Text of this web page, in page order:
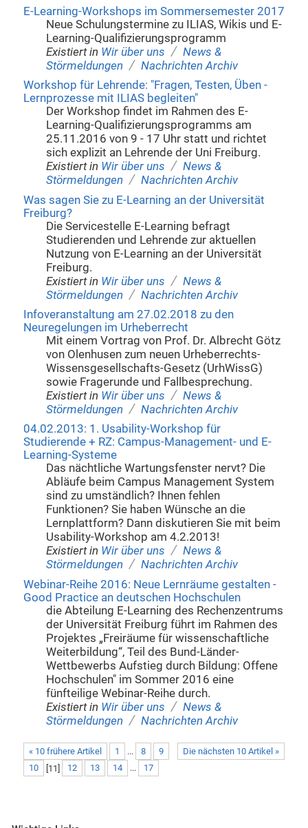
E-Learning-Workshops im Sommersemester 2017
Neue Schulungstermine zu ILIAS, Wikis und E-
Learning-Qualifizierungsprogramm
Existiert in Wir über uns / News &
Störmeldungen / Nachrichten Archiv
Workshop für Lehrende: "Fragen, Testen, Üben -
Lernprozesse mit ILIAS begleiten"
Der Workshop findet im Rahmen des E-
Learning-Qualifizierungsprogramms am
25.11.2016 von 9 - 17 Uhr statt und richtet
sich explizit an Lehrende der Uni Freiburg.
Existiert in Wir über uns / News &
Störmeldungen / Nachrichten Archiv
Was sagen Sie zu E-Learning an der Universität
Freiburg?
Die Servicestelle E-Learning befragt
Studierenden und Lehrende zur aktuellen
Nutzung von E-Learning an der Universität
Freiburg.
Existiert in Wir über uns / News &
Störmeldungen / Nachrichten Archiv
Infoveranstaltung am 27.02.2018 zu den
Neuregelungen im Urheberrecht
Mit einem Vortrag von Prof. Dr. Albrecht Götz
von Olenhusen zum neuen Urheberrechts-
Wissensgesellschafts-Gesetz (UrhWissG)
sowie Fragerunde und Fallbesprechung.
Existiert in Wir über uns / News &
Störmeldungen / Nachrichten Archiv
04.02.2013: 1. Usability-Workshop für
Studierende + RZ: Campus-Management- und E-
Learning-Systeme
Das nächtliche Wartungsfenster nervt? Die
Abläufe beim Campus Management System
sind zu umständlich? Ihnen fehlen
Funktionen? Sie haben Wünsche an die
Lernplattform? Dann diskutieren Sie mit beim
Usability-Workshop am 4.2.2013!
Existiert in Wir über uns / News &
Störmeldungen / Nachrichten Archiv
Webinar-Reihe 2016: Neue Lernräume gestalten -
Good Practice an deutschen Hochschulen
die Abteilung E-Learning des Rechenzentrums
der Universität Freiburg führt im Rahmen des
Projektes „Freiräume für wissenschaftliche
Weiterbildung“, Teil des Bund-Länder-
Wettbewerbs Aufstieg durch Bildung: Offene
Hochschulen" im Sommer 2016 eine
fünfteilige Webinar-Reihe durch.
Existiert in Wir über uns / News &
Störmeldungen / Nachrichten Archiv
« 10 frühere Artikel Die nächsten 10 Artikel »
1 ... 8
9
10
[11] 12 13 14 ... 17